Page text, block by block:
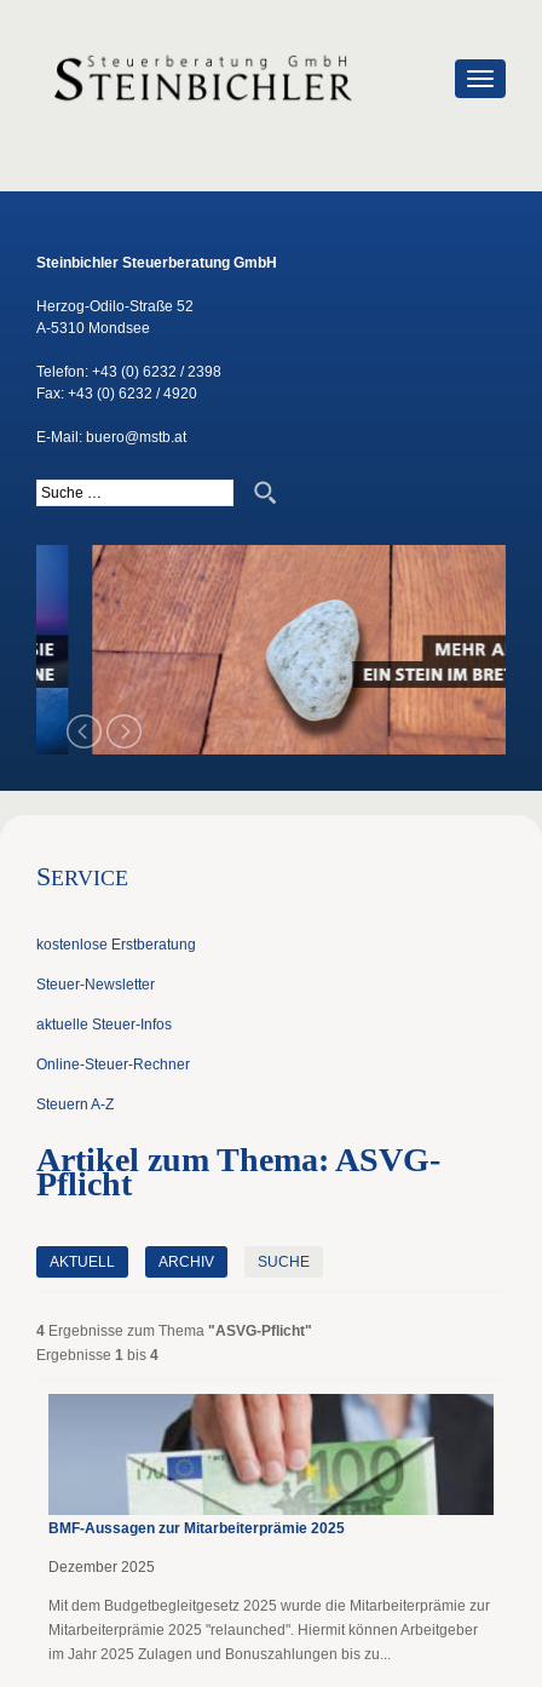
Steinbichler Steuerberatung GmbH
Herzog-Odilo-Straße 52
A-5310 Mondsee
Telefon: +43 (0) 6232 / 2398
Fax: +43 (0) 6232 / 4920
E-Mail: buero@mstb.at
Suche nach:
SERVICE
kostenlose Erstberatung
Steuer-Newsletter
aktuelle Steuer-Infos
Online-Steuer-Rechner
Steuern A-Z
Artikel zum Thema: ASVG-
Pflicht
AKTUELL ARCHIV SUCHE
4 Ergebnisse zum Thema "ASVG-Pflicht"
Ergebnisse 1 bis 4
BMF-Aussagen zur Mitarbeiter­prämie 2025
Dezember 2025
Mit dem Budgetbegleitgesetz 2025 wurde die Mitarbeiterprämie zur
Mitarbeiterprämie 2025 "relaunched". Hiermit können Arbeitgeber
im Jahr 2025 Zulagen und Bonuszahlungen bis zu...